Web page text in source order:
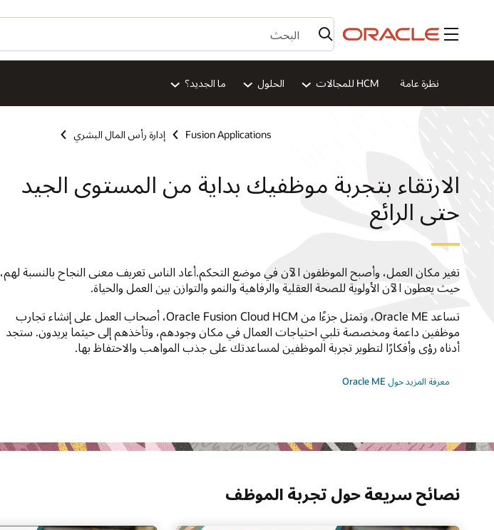
القائمة
نظرة عامة HCM للمجالات الحلول ما الجديد؟
Fusion Applications إدارة رأس المال البشري
الارتقاء بتجربة موظفيك بداية من المستوى الجيد
حتى الرائع
تغير مكان العمل، وأصبح الموظفون الآن في موضع التحكم.أعاد الناس تعريف معنى النجاح بالنسبة لهم،
حيث يعطون الآن الأولوية للصحة العقلية والرفاهية والنمو والتوازن بين العمل والحياة.
تساعد Oracle ME، وتمثل جزءًا من Oracle Fusion Cloud HCM، أصحاب العمل على إنشاء تجارب
موظفين داعمة ومخصصة تلبي احتياجات العمال في مكان وجودهم، وتأخذهم إلى حيثما يريدون. ستجد
أدناه رؤى وأفكارًا لتطوير تجربة الموظفين لمساعدتك على جذب المواهب والاحتفاظ بها.
معرفة المزيد حول Oracle ME
نصائح سريعة حول تجربة الموظف